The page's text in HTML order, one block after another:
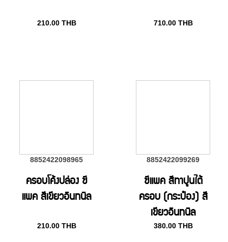
210.00 THB 710.00 THB
8852422098965
ครอบโค้งปล่อง ซี
แพค สีเขียวอินทนิล
210.00 THB
8852422099269
ซีแพค สีทาปูนใต้
ครอบ (กระป๋อง) สี
เขียวอินทนิล
380.00 THB